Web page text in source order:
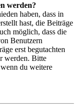
werden?
haben, dass in
hast, die Beiträge
möglich, dass die
Benutzern
erst begutachten
werden. Bitte
du weitere